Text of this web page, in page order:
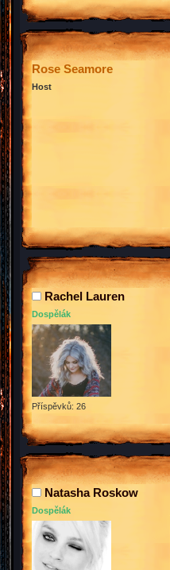
Rose Seamore
Host
Rachel Lauren
Dospělák
Příspěvků: 26
Natasha Roskow
Dospělák